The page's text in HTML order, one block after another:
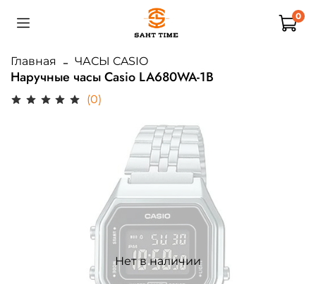
0
Главная ЧАСЫ CASIO
Наручные часы Casio LA680WA-1B
(0)
Нет в наличии